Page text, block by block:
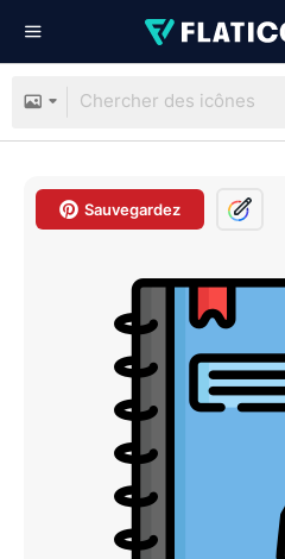
Sauvegardez